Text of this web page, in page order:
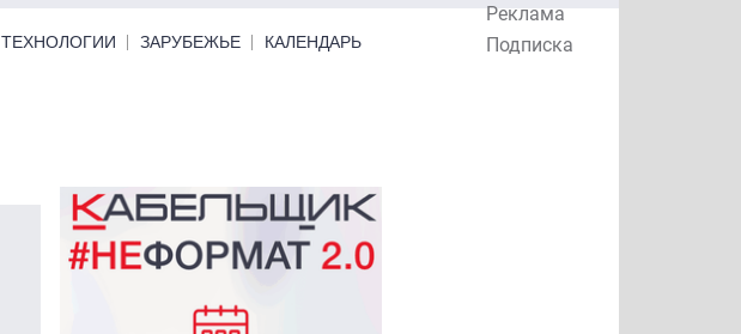
Реклама
Подписка
ТЕХНОЛОГИИ ЗАРУБЕЖЬЕ КАЛЕНДАРЬ